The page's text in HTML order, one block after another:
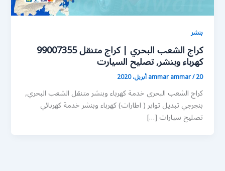
بنشر
كراج الشعب البحري | كراج متنقل 99007355
كهرباء وبنشر, تصليح السيارت
ammar ammar/20 أبريل، 2020
كراج الشعب البحري خدمة كهرباء وبنشر متنقل الشعب البحري,
بنجرجي تبديل تواير ( اطارات) كهرباء وبنشر خدمة كهربائي
تصليح سيارات […]